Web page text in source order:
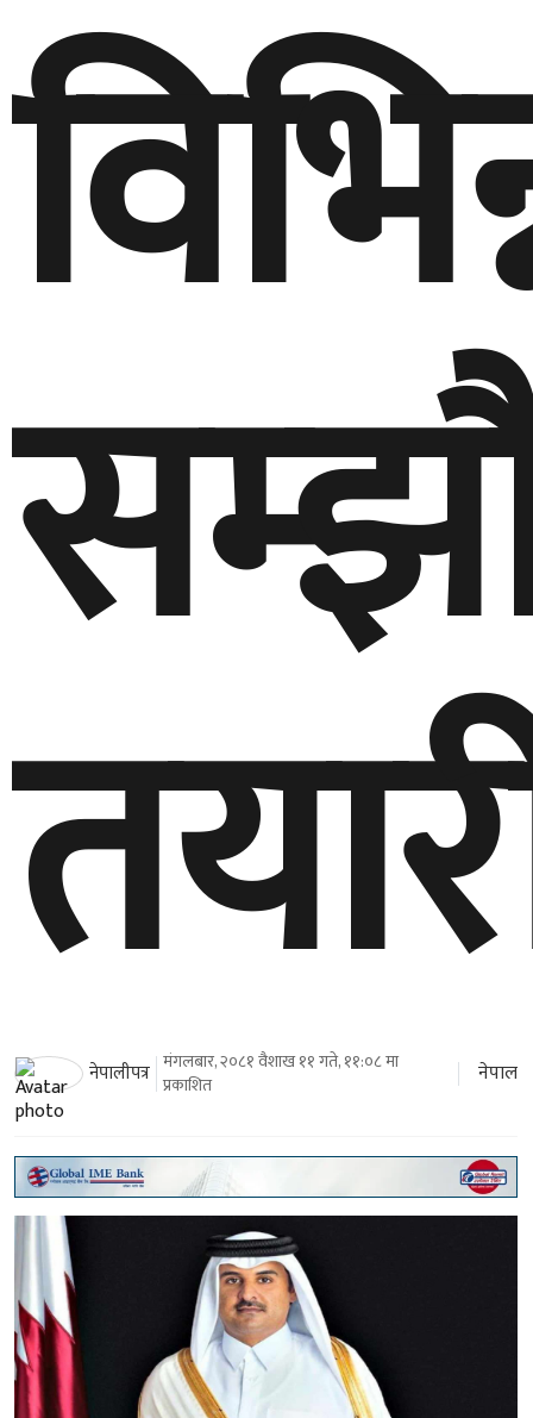
नेपालीपत्र मंगलबार, २०८१ वैशाख ११ गते, ११:०८ मा
प्रकाशित
नेपाल